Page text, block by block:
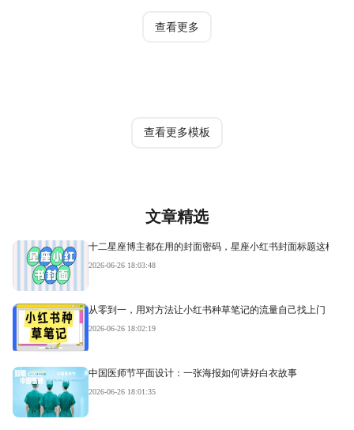
查看更多
查看更多模板
文章精选
十二星座博主都在用的封面密码，星座小红书封面标题这样写
2026-06-26 18:03:48
从零到一，用对方法让小红书种草笔记的流量自己找上门
2026-06-26 18:02:19
中国医师节平面设计：一张海报如何讲好白衣故事
2026-06-26 18:01:35